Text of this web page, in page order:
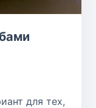
для тех,